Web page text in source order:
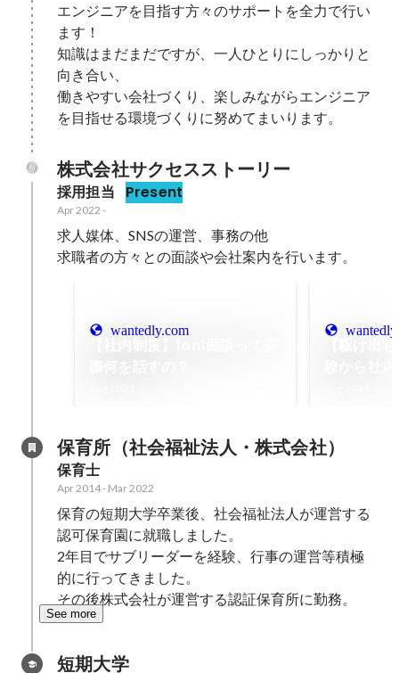
エンジニアを目指す方々のサポートを全力で行い
ます！
知識はまだまだですが、一人ひとりにしっかりと
向き合い、
働きやすい会社づくり、楽しみながらエンジニア
を目指せる環境づくりに努めてまいります。
株式会社サクセスストーリー
採用担当 Present
Apr 2022 -
求人媒体、SNSの運営、事務の他
求職者の方々との面談や会社案内を行います。
wantedly.com
保育所（社会福祉法人・株式会社）
保育士
Apr 2014- Mar 2022
保育の短期大学卒業後、社会福祉法人が運営する
認可保育園に就職しました。
2年目でサブリーダーを経験、行事の運営等積極
的に行ってきました。
その後株式会社が運営する認証保育所に勤務。
See more
短期大学